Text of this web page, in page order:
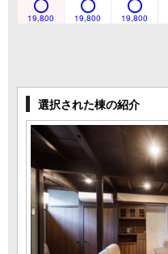
19,800 19,800 19,800
選択された棟の紹介